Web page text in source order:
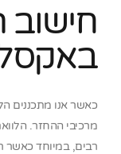
חישוב
כאשר אנו מתכננים
מרכיבי ההחזר.
רבים, במיוחד כאשר